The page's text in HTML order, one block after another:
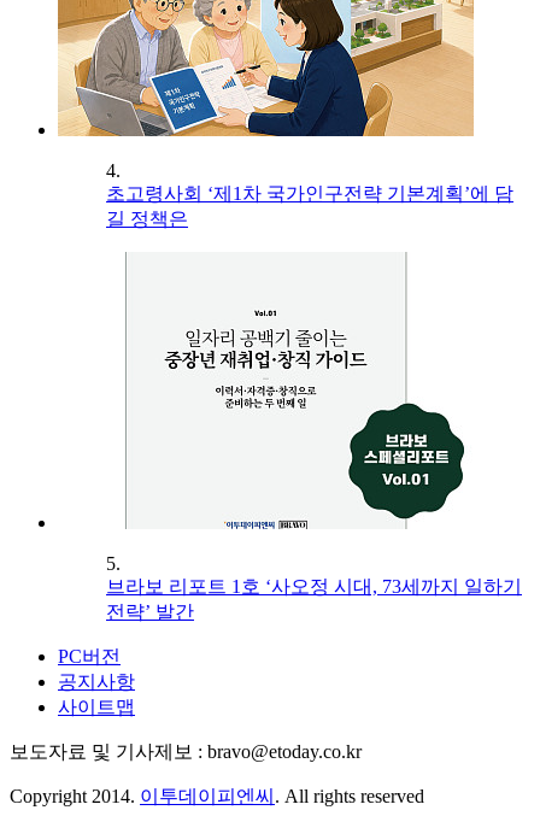
4.
초고령사회 ‘제1차 국가인구전략 기본계획’에 담
길 정책은
5.
브라보 리포트 1호 ‘사오정 시대, 73세까지 일하기
전략’ 발간
PC버전
공지사항
사이트맵
보도자료 및 기사제보 : bravo@etoday.co.kr
Copyright 2014. 이투데이피엔씨 . All rights reserved